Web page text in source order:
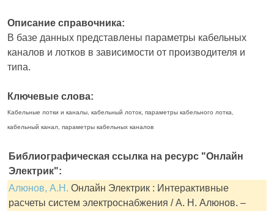
Описание справочника:
В базе данных представлены параметры кабельных
каналов и лотков в зависимости от производителя и
типа.
Ключевые слова:
Кабельные лотки и каналы, кабельный лоток, параметры кабельного лотка,
кабельный канал, параметры кабельных каналов
Библиографическая ссылка на ресурс "Онлайн
Электрик":
Алюнов, А.Н. Онлайн Электрик : Интерактивные
расчеты систем электроснабжения / А. Н. Алюнов. –